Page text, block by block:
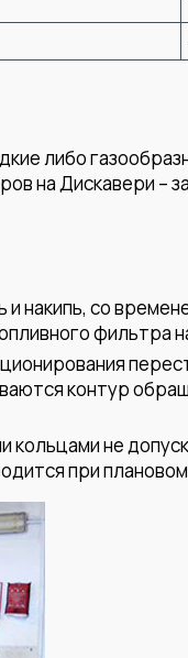
либо
на Дискавери –
накипь, со
фильтра
контур
кольцами не
при